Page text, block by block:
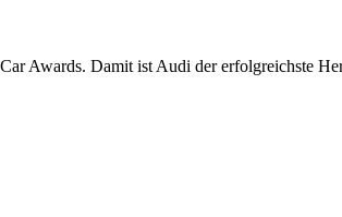
Awards. Damit ist Audi der erfolgreichste